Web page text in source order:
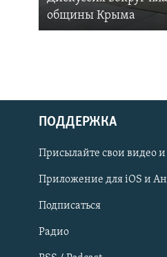
Українською
Qırımtatar
ПРИСОЕДИНЯЙТЕСЬ!
общины Крыма
ПОДДЕРЖКА
Присылайте свои видео и
Приложение для iOS и
Подписаться
Радио